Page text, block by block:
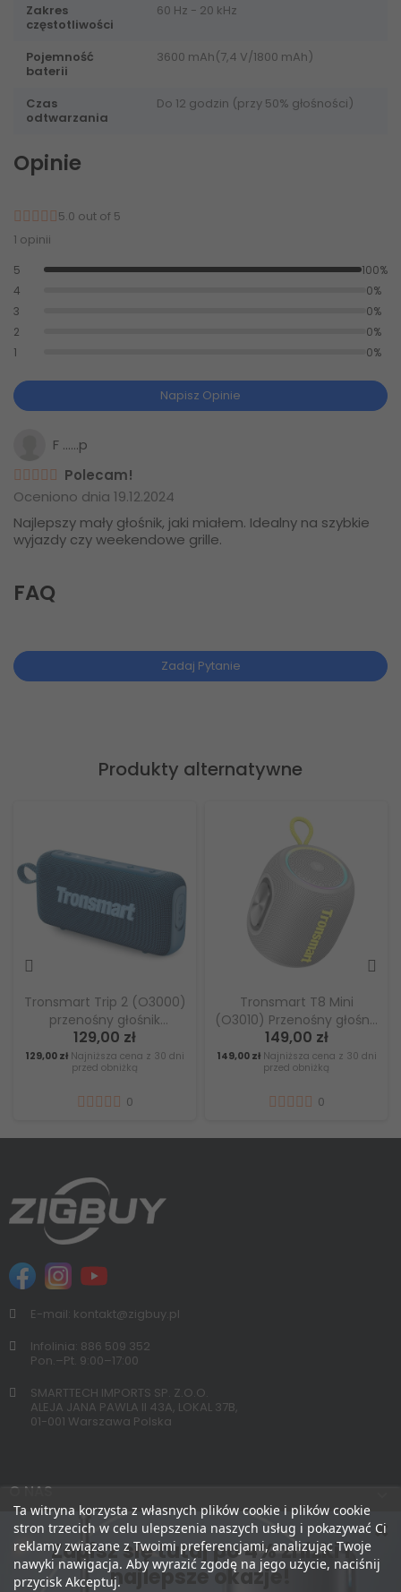
Zakres
częstotliwości
60 Hz - 20 kHz
Pojemność
baterii
3600 mAh(7,4 V/1800 mAh)
Czas
odtwarzania
Do 12 godzin (przy 50% głośności)
Opinie
5.0 out of 5
1 opinii
5
100%
4
0%
3
0%
2
0%
1
0%
Napisz Opinie
F ......p
Polecam!
Oceniono dnia 19.12.2024
Najlepszy mały głośnik, jaki miałem. Idealny na szybkie
wyjazdy czy weekendowe grille.
FAQ
Zadaj Pytanie
Produkty alternatywne
2 (O3000)
głośnik
IPX7 –
cena z 30 dni
Tronsmart T8 Mini
(O3010) Przenośny głośnik
149,00 złNajniższa cena z 30 dni
Domowy
Tronsmart
moc
godzin czasu
799,99 złNajniższa
Ta witryna korzysta z własnych plików cookie i plików cookie
stron trzecich w celu ulepszenia naszych usług i pokazywać Ci
reklamy związane z Twoimi preferencjami, analizując Twoje
nawyki nawigacja. Aby wyrazić zgodę na jego użycie, naciśnij
przycisk Akceptuj.
E-mail: kontakt@zigbuy.pl
Infolinia: 886 509 352
Pon.–Pt. 9:00–17:00
SMARTTECH IMPORTS SP. Z.O.O.
ALEJA JANA PAWLA II 43A, LOKAL 37B,
01-001 Warszawa Polska
O NAS
Zapisz się tutaj po 4% zniżki i
najlepsze okazje!